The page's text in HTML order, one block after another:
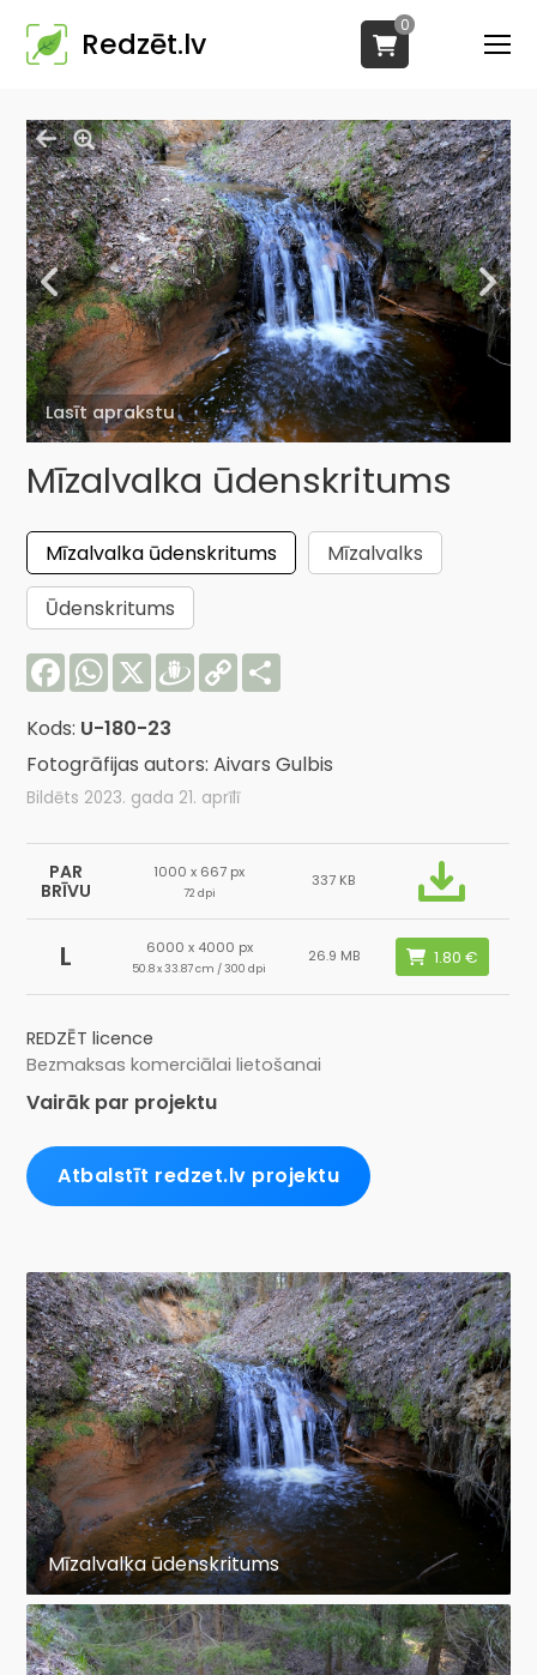
Redzēt.lv
0
Lasīt aprakstu
Mīzalvalka ūdenskritums
Mīzalvalka ūdenskritums
Mīzalvalks
Ūdenskritums
FacebookWhatsApp
X Draugiem
Copy
Link
Kods: U-180-23
Fotogrāfijas autors: Aivars Gulbis
Bildēts 2023. gada 21. aprīlī
PAR
BRĪVU
1000 x 667 px
72 dpi
337 KB
L 6000 x 4000 px
50.8 x 33.87 cm / 300 dpi
26.9 MB
REDZĒT licence
Bezmaksas komerciālai lietošanai
Vairāk par projektu
Atbalstīt redzet.lv projektu
Mīzalvalka ūdenskritums